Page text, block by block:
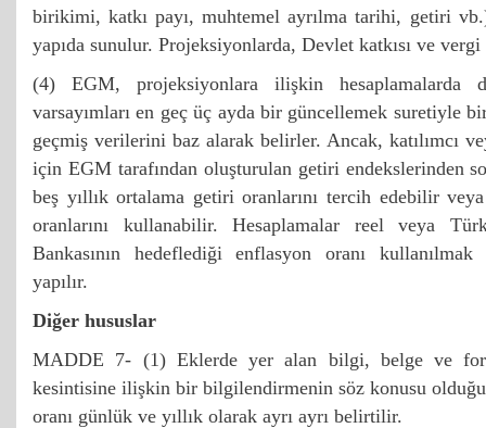
birikimi, katkı payı, muhtemel ayrılma tarihi, getiri
yapıda sunulur. Projeksiyonlarda, Devlet katkısı ve
(4) EGM, projeksiyonlara ilişkin hesaplamalarda
varsayımları en geç üç ayda bir güncellemek suretiyle
geçmiş verilerini baz alarak belirler. Ancak, katılımcı
için EGM tarafından oluşturulan getiri endekslerinden
beş yıllık ortalama getiri oranlarını tercih edebilir
oranlarını kullanabilir. Hesaplamalar reel veya
Bankasının hedeflediği enflasyon oranı
yapılır.
Diğer hususlar
MADDE 7- (1) Eklerde yer alan bilgi, belge ve
kesintisine ilişkin bir bilgilendirmenin söz konusu
oranı günlük ve yıllık olarak ayrı ayrı belirtilir.